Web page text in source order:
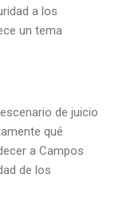
a los
un tema
de juicio
qué
a Campos
de los